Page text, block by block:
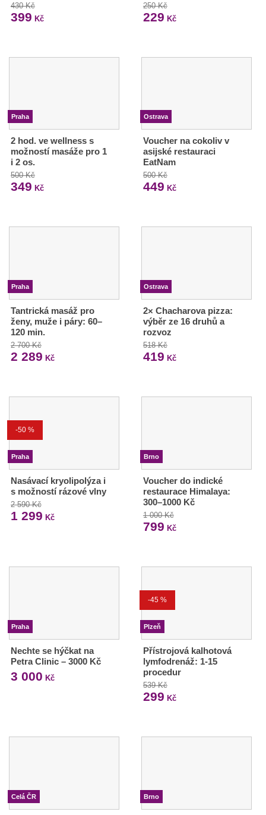
430 Kč
399 Kč
250 Kč
229 Kč
Praha
2 hod. ve wellness s
možností masáže pro 1
i 2 os.
500 Kč
349 Kč
Ostrava
Voucher na cokoliv v
asijské restauraci
EatNam
500 Kč
449 Kč
Praha
Tantrická masáž pro
ženy, muže i páry: 60–
120 min.
2 700 Kč
2 289 Kč
Ostrava
2× Chacharova pizza:
výběr ze 16 druhů a
rozvoz
518 Kč
419 Kč
-50 %
Praha
Nasávací kryolipolýza i
s možností rázové vlny
2 590 Kč
1 299 Kč
Brno
Voucher do indické
restaurace Himalaya:
300–1000 Kč
1 000 Kč
799 Kč
Praha
Nechte se hýčkat na
Petra Clinic – 3000 Kč
3 000 Kč
-45 %
Plzeň
Přístrojová kalhotová
lymfodrenáž: 1-15
procedur
539 Kč
299 Kč
Celá ČR Brno